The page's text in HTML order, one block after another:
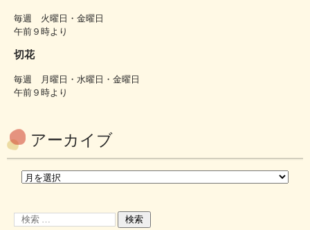
毎週 火曜日・金曜日
午前９時より
切花
毎週 月曜日・水曜日・金曜日
午前９時より
アーカイブ